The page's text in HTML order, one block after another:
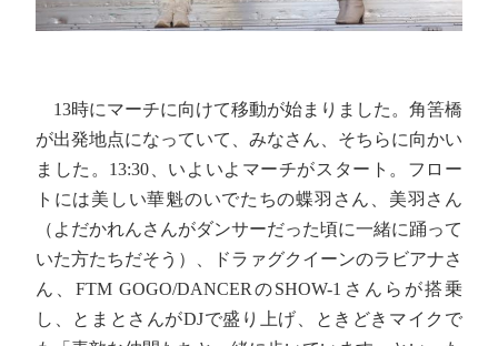
13時にマーチに向けて移動が始まりました。角筈橋
が出発地点になっていて、みなさん、そちらに向かい
ました。13:30、いよいよマーチがスタート。フロー
トには美しい華魁のいでたちの蝶羽さん、美羽さん
（よだかれんさんがダンサーだった頃に一緒に踊って
いた方たちだそう）、ドラァグクイーンのラビアナさ
ん、FTM GOGO/DANCERのSHOW-1さんらが搭乗
し、とまとさんがDJで盛り上げ、ときどきマイクで